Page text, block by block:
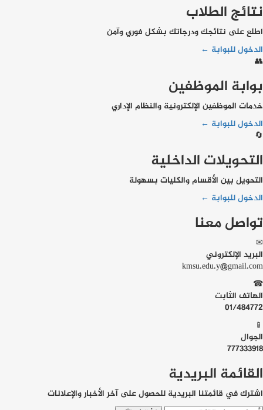
نتائج الطلاب
اطلع على نتائجك ودرجاتك بشكل فوري وآمن
الدخول للبوابة ←
👥
بوابة الموظفين
خدمات الموظفين الإلكترونية والنظام الإداري
الدخول للبوابة ←
🔄
التحويلات الداخلية
التحويل بين الأقسام والكليات بسهولة
الدخول للبوابة ←
تواصل معنا
✉
البريد الإلكتروني
kmsu.edu.y@gmail.com
☎
الهاتف الثابت
01/484772
📱
الجوال
777333918
القائمة البريدية
اشترك في قائمتنا البريدية للحصول على آخر الأخبار والإعلانات